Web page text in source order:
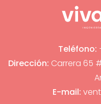
Teléfono:
Dirección: Carrera 65
E-mail: